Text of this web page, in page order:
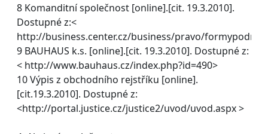
8 Komanditní společnost [online].[cit. 19.3.2010].
Dostupné z:<
http://business.center.cz/business/pravo/formypodn/
9 BAUHAUS k.s. [online].[cit. 19.3.2010]. Dostupné z:
< http://www.bauhaus.cz/index.php?id=490>
10 Výpis z obchodního rejstříku [online].
[cit.19.3.2010]. Dostupné z:
<http://portal.justice.cz/justice2/uvod/uvod.aspx >